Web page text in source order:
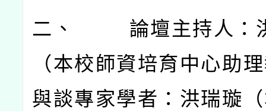
二、
論壇主持人：
（本校師資培育中心助
與談專家學者：洪瑞璇